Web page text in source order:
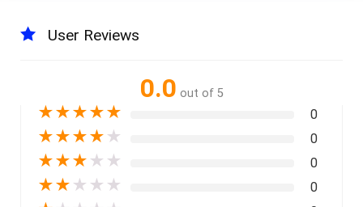
User Reviews
0.0 out of 5
★★★★★ 0
★★★★ ★ 0
★★★ ★ ★ 0
★★ ★ ★ ★ 0